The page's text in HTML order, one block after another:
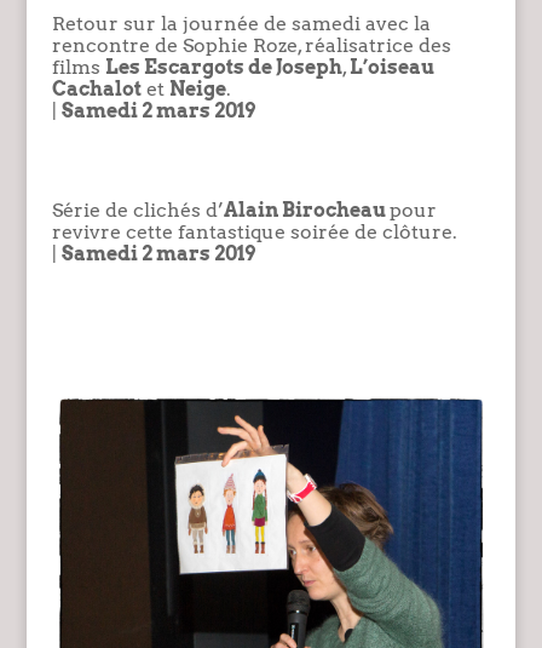
Retour sur la journée de samedi avec la
rencontre de Sophie Roze, réalisatrice des
films Les Escargots de Joseph, L’oiseau
Cachalotet Neige.
Samedi 2 mars 2019
Série de clichés d’Alain Birocheaupour
revivre cette fantastique soirée de clôture.
Samedi 2 mars 2019